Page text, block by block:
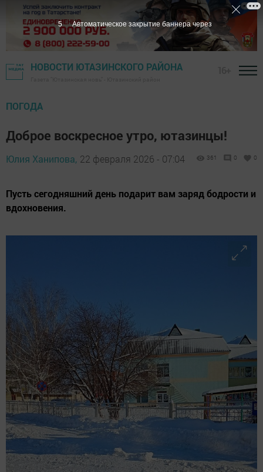
НОВОСТИ ЮТАЗИНСКОГО РАЙОНА
ПОГОДА
Доброе воскресное утро, ютазинцы!
Юлия Ханипова, 22 февраля 2026 - 07:04 361 0 0
Пусть сегодняшний день подарит вам заряд бодрости и
вдохновения.
3 Автоматическое закрытие баннера через